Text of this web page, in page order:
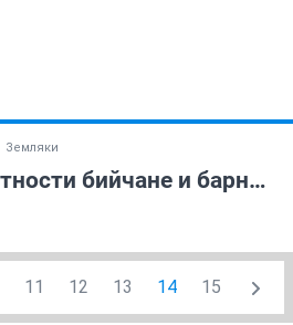
Земляки
Алтайцы, и в частности бийчане и барнаульцы...
11 12 13 14 15